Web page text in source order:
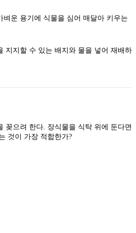
벼운 용기에 식물을 심어 매달아 키우는
지지할 수 있는 배지와 물을 넣어 재배하
꽂으려 한다. 장식물을 식탁 위에 둔다면